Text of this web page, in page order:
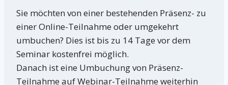
Sie möchten von einer bestehenden Präsenz- zu
einer Online-Teilnahme oder umgekehrt
umbuchen? Dies ist bis zu 14 Tage vor dem
Seminar kostenfrei möglich.
Danach ist eine Umbuchung von Präsenz-
Teilnahme auf Webinar-Teilnahme weiterhin